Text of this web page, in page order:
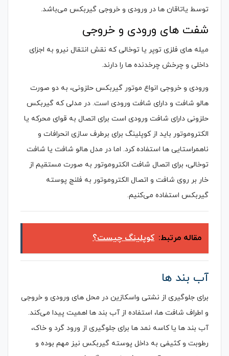
توسط یاتاقان ها در ورودی و خروجی گیربکس می‌باشد.
شفت های ورودی و خروجی
میله های فلزی توپر یا توخالی که نقش انتقال نیرو به اجزای
داخلی و چرخش چرخدنده ها را دارند.
ورودی و خروجی انواع موتور گیربکس حلزونی، به دو صورت
هالو شافت و دارای شافت ورودی است. در مدلی که گیربکس
حلزونی دارای شافت ورودی است برای اتصال به قوای محرکه یا
الکتروموتور باید از کوپلینگ برای برطرف سازی انحرافات و
ناهمراستایی ها استفاده کرد. اما در مدل هالو شافت یا شافت
توخالی، برای اتصال شافت الکتروموتور به صورت مستقیم از
خار بر روی شافت و اتصال الکتروموتور به فلنج پوسته
گیربکس استفاده می‌کنیم.
مقاله مرتبط: کوپلینگ چیست؟
آب بند ها
برای جلوگیری از نشتی واسکازین در محل های ورودی و خروجی
و اطراف شافت ها، استفاده از آب بند ها اهمیت پیدا می‌کند.
آب بند ها یا کاسه نمد ها برای جلوگیری از ورود گرد و خاک،
رطوبت و کثیفی به داخل پوسته گیربکس نیز مهم بوده و